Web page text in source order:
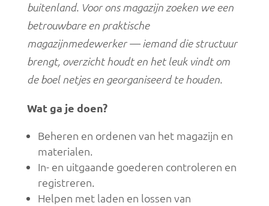
buitenland. Voor ons magazijn zoeken we een
betrouwbare en praktische
magazijnmedewerker — iemand die structuur
brengt, overzicht houdt en het leuk vindt om
de boel netjes en georganiseerd te houden.
Wat ga je doen?
Beheren en ordenen van het magazijn en
materialen.
In- en uitgaande goederen controleren en
registreren.
Helpen met laden en lossen van